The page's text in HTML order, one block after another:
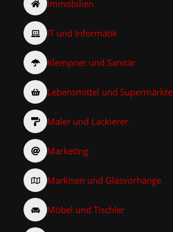
Immobilien
IT und Informatik
Klempner und Sanitär
Lebensmittel und Supermärkte
Maler und Lackierer
Marketing
Markisen und Glasvorhänge
Möbel und Tischler